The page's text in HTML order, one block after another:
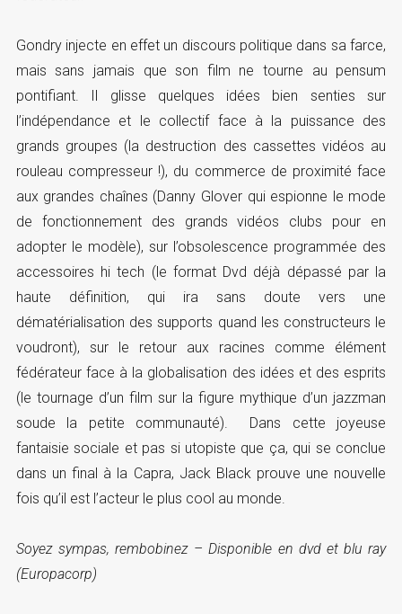
Gondry injecte en effet un discours politique dans sa farce,
mais sans jamais que son film ne tourne au pensum
pontifiant. Il glisse quelques idées bien senties sur
l’indépendance et le collectif face à la puissance des
grands groupes (la destruction des cassettes vidéos au
rouleau compresseur !), du commerce de proximité face
aux grandes chaînes (Danny Glover qui espionne le mode
de fonctionnement des grands vidéos clubs pour en
adopter le modèle), sur l’obsolescence programmée des
accessoires hi tech (le format Dvd déjà dépassé par la
haute définition, qui ira sans doute vers une
dématérialisation des supports quand les constructeurs le
voudront), sur le retour aux racines comme élément
fédérateur face à la globalisation des idées et des esprits
(le tournage d’un film sur la figure mythique d’un jazzman
soude la petite communauté). Dans cette joyeuse
fantaisie sociale et pas si utopiste que ça, qui se conclue
dans un final à la Capra, Jack Black prouve une nouvelle
fois qu’il est l’acteur le plus cool au monde.
Soyez sympas, rembobinez – Disponible en dvd et blu ray
(Europacorp)